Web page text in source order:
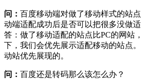
问： 百度移动端对做了移动样式的站
动端适配成功后是否可以把很多没做
答：做了移动适配的站点比PC的网站
下，我们会优先展示适配移动的站点
动站优先展现的。
问： 百度还是转码那么该怎么办？